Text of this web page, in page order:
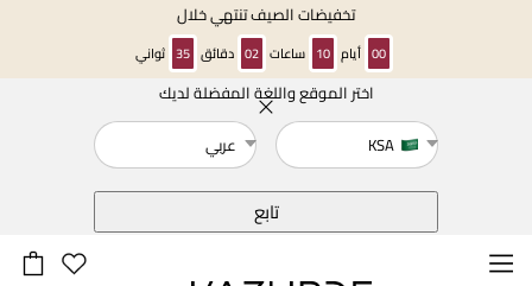
تخفيضات الصيف تنتهي خلال
00 أيام 10 ساعات 02 دقائق 35 ثواني
اختر الموقع واللغة المفضلة لديك
KSA
عربي
تابع